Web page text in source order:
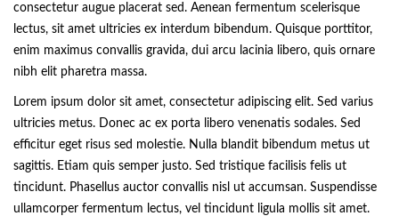
consectetur augue placerat sed. Aenean fermentum scelerisque
lectus, sit amet ultricies ex interdum bibendum. Quisque porttitor,
enim maximus convallis gravida, dui arcu lacinia libero, quis ornare
nibh elit pharetra massa.
Lorem ipsum dolor sit amet, consectetur adipiscing elit. Sed varius
ultricies metus. Donec ac ex porta libero venenatis sodales. Sed
efficitur eget risus sed molestie. Nulla blandit bibendum metus ut
sagittis. Etiam quis semper justo. Sed tristique facilisis felis ut
tincidunt. Phasellus auctor convallis nisl ut accumsan. Suspendisse
ullamcorper fermentum lectus, vel tincidunt ligula mollis sit amet.